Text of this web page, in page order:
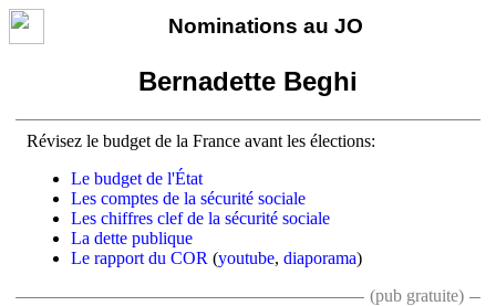
Nominations au JO
Bernadette Beghi
Révisez le budget de la France avant les élections:
Le budget de l'État
Les comptes de la sécurité sociale
Les chiffres clef de la sécurité sociale
La dette publique
Le rapport du COR (youtube, diaporama)
(pub gratuite)